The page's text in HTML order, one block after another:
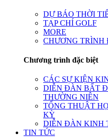
DỰ BÁO THỜI
TẠP CHÍ GOLF
MORE
CHƯƠNG TRÌNH
Chương trình đặc biệt
CÁC SỰ KIỆN
DIỄN ĐÀN BẤT
THƯỜNG NIÊN
TỔNG THUẬT
KỲ
DIỄN ĐÀN KINH
TIN TỨC